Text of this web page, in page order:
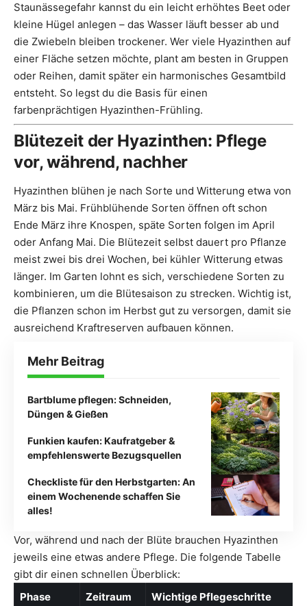
Staunässegefahr kannst du ein leicht erhöhtes Beet oder
kleine Hügel anlegen – das Wasser läuft besser ab und
die Zwiebeln bleiben trockener. Wer viele Hyazinthen auf
einer Fläche setzen möchte, plant am besten in Gruppen
oder Reihen, damit später ein harmonisches Gesamtbild
entsteht. So legst du die Basis für einen
farbenprächtigen Hyazinthen-Frühling.
Blütezeit der Hyazinthen: Pflege
vor, während, nachher
Hyazinthen blühen je nach Sorte und Witterung etwa von
März bis Mai. Frühblühende Sorten öffnen oft schon
Ende März ihre Knospen, späte Sorten folgen im April
oder Anfang Mai. Die Blütezeit selbst dauert pro Pflanze
meist zwei bis drei Wochen, bei kühler Witterung etwas
länger. Im Garten lohnt es sich, verschiedene Sorten zu
kombinieren, um die Blütesaison zu strecken. Wichtig ist,
die Pflanzen schon im Herbst gut zu versorgen, damit sie
ausreichend Kraftreserven aufbauen können.
Mehr Beitrag
Bartblume pflegen: Schneiden,
Düngen & Gießen
Funkien kaufen: Kaufratgeber &
empfehlenswerte Bezugsquellen
Checkliste für den Herbstgarten: An
einem Wochenende schaffen Sie
alles!
Vor, während und nach der Blüte brauchen Hyazinthen
jeweils eine etwas andere Pflege. Die folgende Tabelle
gibt dir einen schnellen Überblick:
Phase
Zeitraum
Wichtige Pflegeschritte